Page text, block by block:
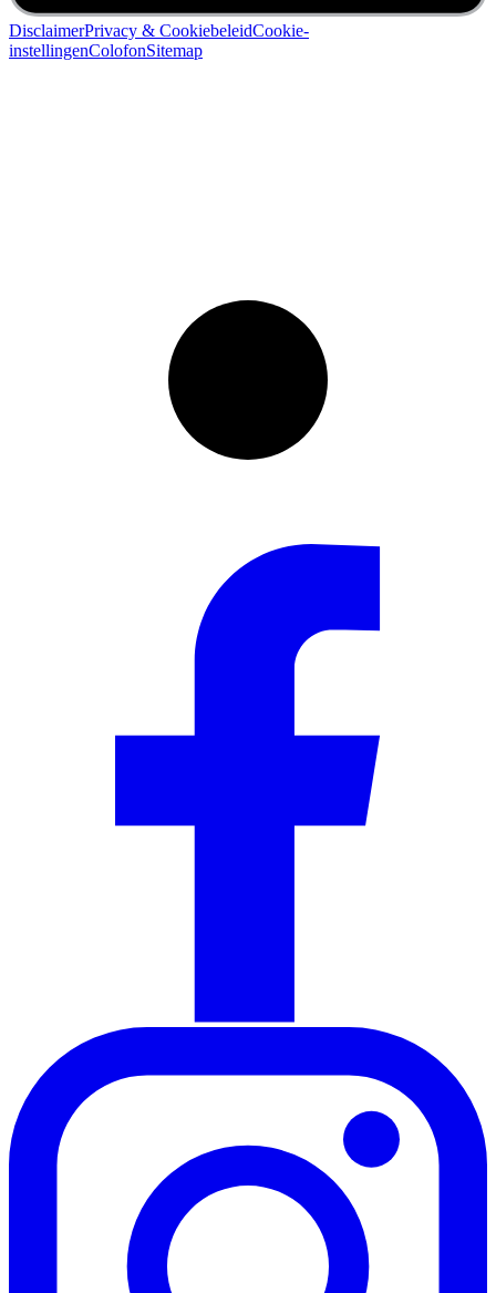
DisclaimerPrivacy & CookiebeleidCookie-
instellingenColofonSitemap